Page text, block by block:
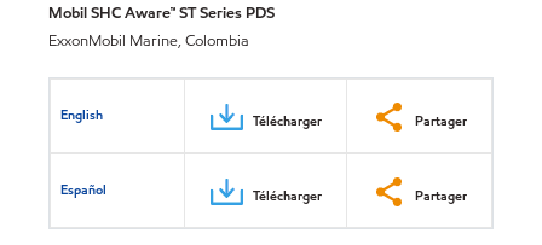
Mobil SHC Aware™ ST Series PDS
ExxonMobil Marine, Colombia
English Télécharger Partager
Español Télécharger Partager